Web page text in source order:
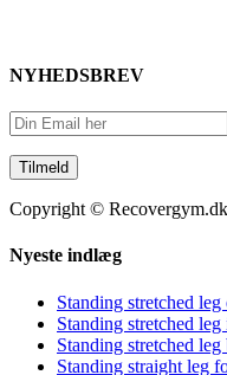
NYHEDSBREV
Copyright ©
Close
Area
Nyeste indlæg
Standing stretched
Standing stretched
Standing stretched
Standing straight leg